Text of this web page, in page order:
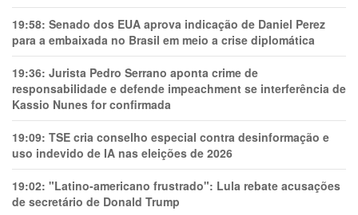
19:58: Senado dos EUA aprova indicação de Daniel Perez
para a embaixada no Brasil em meio a crise diplomática
19:36: Jurista Pedro Serrano aponta crime de
responsabilidade e defende impeachment se interferência de
Kassio Nunes for confirmada
19:09: TSE cria conselho especial contra desinformação e
uso indevido de IA nas eleições de 2026
19:02: "Latino-americano frustrado": Lula rebate acusações
de secretário de Donald Trump